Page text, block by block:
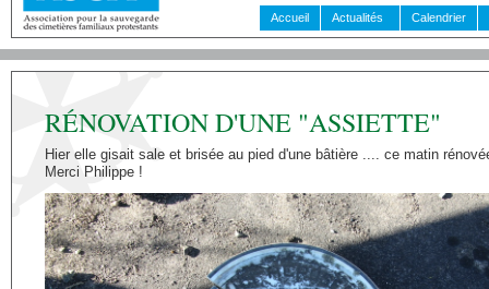
Accueil Actualités Calendrier
RÉNOVATION D'UNE "ASSIETTE"
Hier elle gisait sale et brisée au pied d'une bâtière .... ce matin
Merci Philippe !